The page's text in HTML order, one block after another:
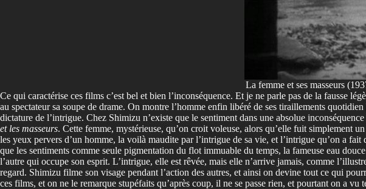
La femme et ses masseurs
Ce qui caractérise ces films c’est bel et bien l’inconséquence. Et je ne parle pas de la fausse
au spectateur sa soupe de drame. On montre l’homme enfin libéré de ses tiraillements
dictature de l’intrigue. Chez Shimizu n’existe que le sentiment dans une absolue
et les masseurs. Cette femme, mystérieuse, qu’on croit voleuse, alors qu’elle fuit simplement
les yeux pervers d’un homme, la voilà maudite par l’intrigue de sa vie, et l’intrigue qu’on a
que les sentiments comme seule pigmentation du flot immuable du temps, la fameuse eau
l’autre qui occupe son esprit. L’intrigue, elle est rêvée, mais elle n’arrive jamais, comme
regard. Shimizu filme son visage pendant l’action des autres, et ainsi on devine tout ce qui
ces films, et on ne le remarque stupéfaits qu’après coup, il ne se passe rien, et pourtant on a